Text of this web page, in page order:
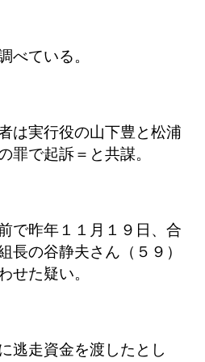
べている。
は実行役の山下豊と松浦
罪で起訴＝と共謀。
で昨年１１月１９日、合
長の谷静夫さん（５９）
せた疑い。
逃走資金を渡したとし